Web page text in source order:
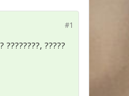
#1
????????, ?????